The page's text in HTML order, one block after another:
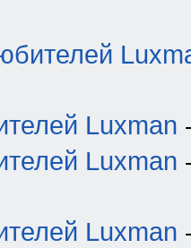
Luxman
Luxman
Luxman